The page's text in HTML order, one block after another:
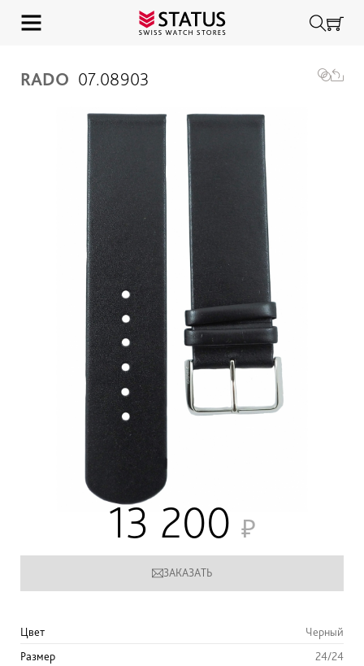
RADO 07.08903
13 200
ЗАКАЗАТЬ
Цвет
Черный
Размер
24/24